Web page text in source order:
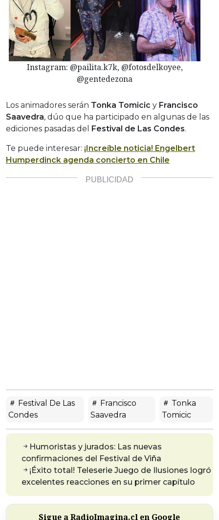
Instagram: @pailita.k7k, @fotosdelkoyee,
@gentedezona
Los animadores serán Tonka Tomicic y Francisco
Saavedra, dúo que ha participado en algunas de las
ediciones pasadas del
Festival de Las Condes.
Te puede interesar: ¡Increíble noticia! Engelbert
Humperdinck agenda concierto en Chile
Festival De Las
Condes
Francisco
Saavedra
Tonka
Tomicic
Humoristas y jurados: Las nuevas
confirmaciones del Festival de Viña
¡Éxito total! Teleserie Juego de Ilusiones logró
excelentes reacciones en su primer capítulo
Sigue a RadioImagina.cl en Google